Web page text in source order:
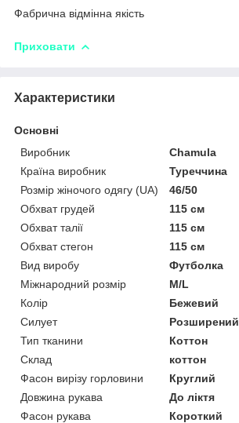
Фабрична відмінна якість
Приховати
Характеристики
Основні
Виробник
Chamula
Країна виробник
Туреччина
Розмір жіночого одягу (UA)
46/50
Обхват грудей
115 см
Обхват талії
115 см
Обхват стегон
115 см
Вид виробу
Футболка
Міжнародний розмір
M/L
Колір
Бежевий
Силует
Розширений
Тип тканини
Коттон
Склад
коттон
Фасон вирізу горловини
Круглий
Довжина рукава
До ліктя
Фасон рукава
Короткий